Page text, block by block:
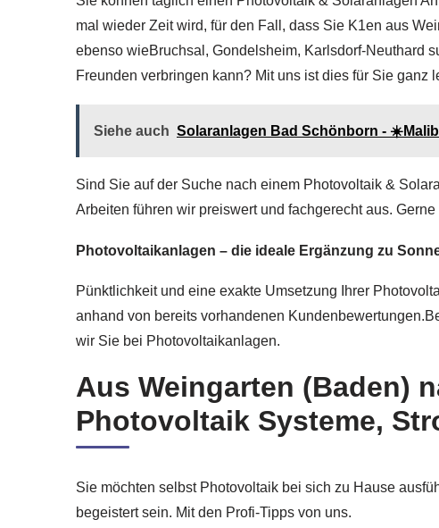
mal wieder Zeit wird, für den Fall, dass Sie K1en aus
ebenso wieBruchsal, Gondelsheim, Karlsdorf-Neuthard
Freunden verbringen kann? Mit uns ist dies für Sie ganz
Siehe auch Solaranlagen Bad Schönborn -
Sind Sie auf der Suche nach einem Photovoltaik &
Arbeiten führen wir preiswert und fachgerecht aus.
Photovoltaikanlagen – die ideale Ergänzung zu
Pünktlichkeit und eine exakte Umsetzung Ihrer
anhand von bereits vorhandenen
wir Sie bei Photovoltaikanlagen.
Aus Weingarten (Baden)
Photovoltaik Systeme,
Sie möchten selbst Photovoltaik bei sich zu Hause
begeistert sein. Mit den Profi-Tipps von uns.